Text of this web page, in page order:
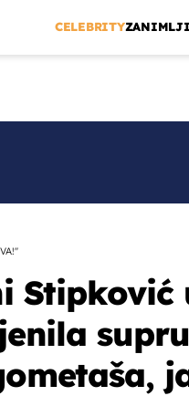
CELEBRITY